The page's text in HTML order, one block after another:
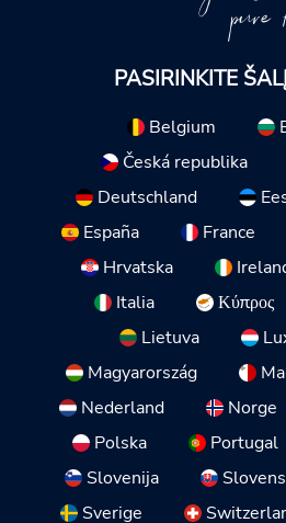
pure
PASIRINKITE
Belgium
Česká republika
Deutschland
España
France
Hrvatska
Italia
Κύπρος
Lietuva
Magyarország
Nederland
Norge
Polska
Portugal
Slovenija
Sverige